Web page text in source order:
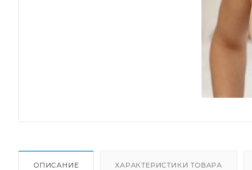
ОПИСАНИЕ ХАРАКТЕРИСТИКИ ТОВАРА